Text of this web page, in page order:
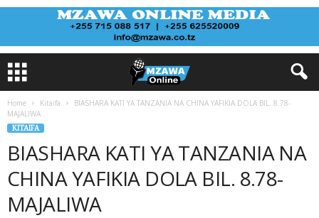
Home Kitaifa
BIASHARA KATI YA TANZANIA NA CHINA YAFIKIA DOLA BIL. 8.78-
MAJALIWA
KITAIFA
BIASHARA KATI YA TANZANIA NA
CHINA YAFIKIA DOLA BIL. 8.78-
MAJALIWA